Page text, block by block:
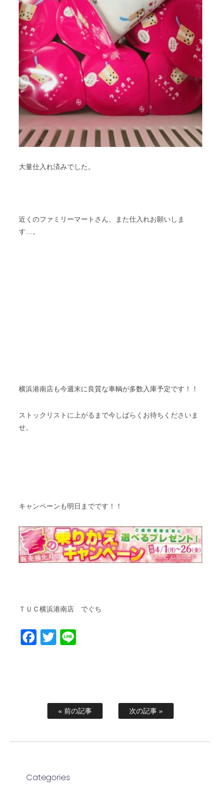
大量仕入れ済みでした。
近くのファミリーマートさん、また仕入れお願いしま
す…。
横浜港南店も今週末に良質な車輌が多数入庫予定です！！
ストックリストに上がるまで今しばらくお待ちくださいま
せ。
キャンペーンも明日までです！！
ＴＵＣ横浜港南店 でぐち
Facebook
Twitter
« 前の記事 次の記事 »
Categories